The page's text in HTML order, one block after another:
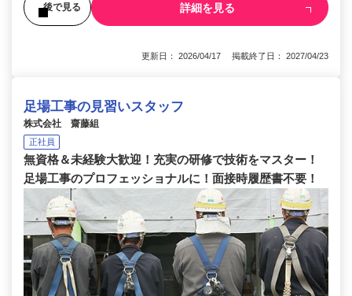
後で見る 詳細を見る
更新日： 2026/04/17 掲載終了日： 2027/04/23
足場工事の見習いスタッフ
株式会社 齋藤組
正社員
無資格＆未経験大歓迎！充実の研修で技術をマスター！
足場工事のプロフェッショナルに！面接時履歴書不要！